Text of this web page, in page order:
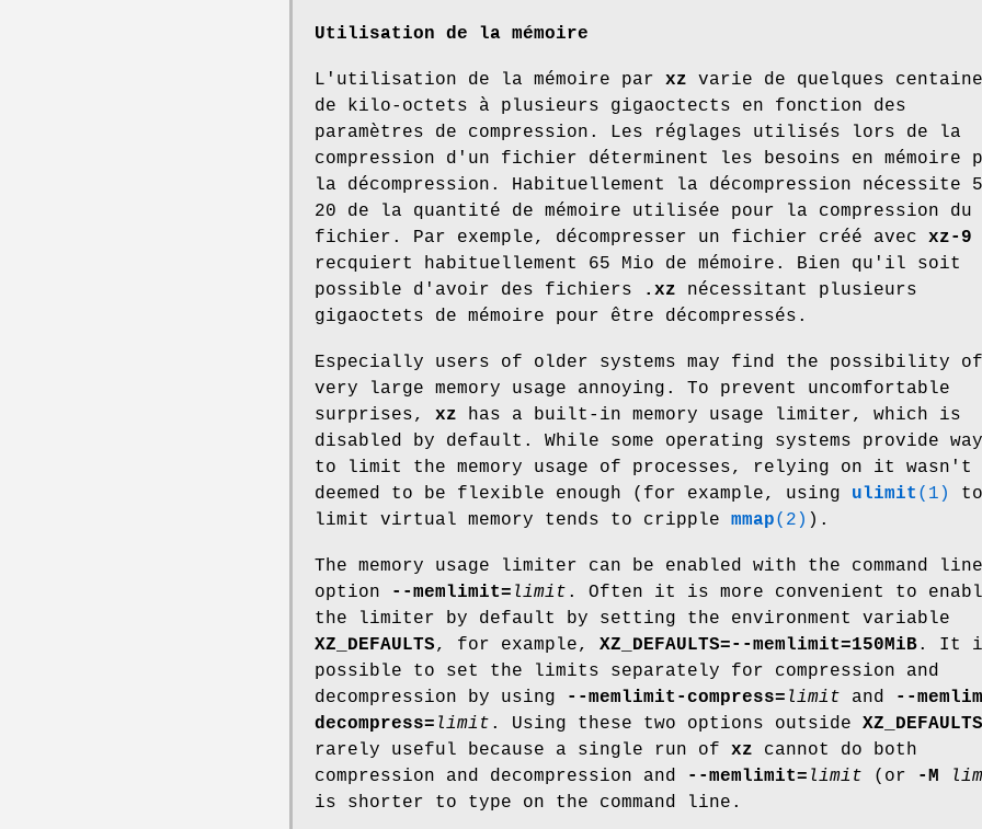
Utilisation de la mémoire
L'utilisation de la mémoire par xz varie de quelques
de kilo-octets à plusieurs gigaoctects en fonction des
paramètres de compression. Les réglages utilisés lors de la
compression d'un fichier déterminent les besoins en mémoire
la décompression. Habituellement la décompression nécessite
20 de la quantité de mémoire utilisée pour la compression du
fichier. Par exemple, décompresser un fichier créé avec xz-9
recquiert habituellement 65 Mio de mémoire. Bien qu'il soit
possible d'avoir des fichiers
.xz nécessitant plusieurs
gigaoctets de mémoire pour être décompressés.
Especially users of older systems may find the possibility of
very large memory usage annoying. To prevent uncomfortable
surprises, xz has a built-in memory usage limiter, which is
disabled by default. While some operating systems provide
to limit the memory usage of processes, relying on it wasn't
deemed to be flexible enough (for example, using ulimit (1)
to
limit virtual memory tends to cripple mmap(2) ).
The memory usage limiter can be enabled with the command line
option
--memlimit= limit . Often it is more convenient to
the limiter by default by setting the environment variable
XZ_DEFAULTS, for example, XZ_DEFAULTS=--memlimit=150MiB. It
possible to set the limits separately for compression and
decompression by using
--memlimit-compress= limit and
--
decompress= limit . Using these two options outside XZ_DEFAULTS
rarely useful because a single run of xz cannot do both
compression and decompression and
--memlimit= limit (or -M
is shorter to type on the command line.